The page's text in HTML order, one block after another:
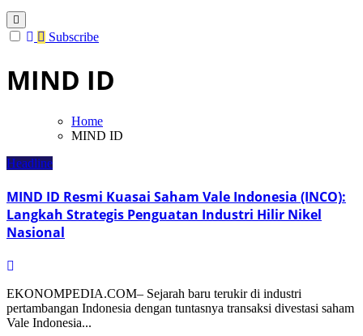
Subscribe
MIND ID
Home
MIND ID
Headline
MIND ID Resmi Kuasai Saham Vale Indonesia (INCO):
Langkah Strategis Penguatan Industri Hilir Nikel
Nasional
EKONOMPEDIA.COM– Sejarah baru terukir di industri
pertambangan Indonesia dengan tuntasnya transaksi divestasi saham
Vale Indonesia...